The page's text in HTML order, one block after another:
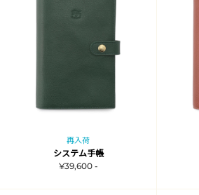
再入荷
システム手帳
¥39,600 -